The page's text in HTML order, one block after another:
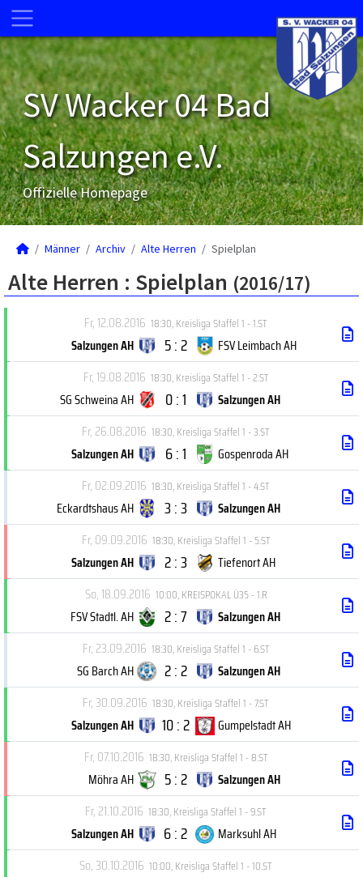
SV Wacker 04 Bad
Salzungen e.V.
Offizielle Homepage
Männer Archiv Alte Herren Spielplan
Alte Herren : Spielplan (2016/17)
Fr, 12.08.2016 18:30,Kreisliga Staffel 1 - 1.ST
Salzungen AH 5 : 2
FSV Leimbach AH
Fr, 19.08.2016 18:30,Kreisliga Staffel 1 - 2.ST
SG Schweina AH 0 : 1
Salzungen AH
Fr, 26.08.2016 18:30,Kreisliga Staffel 1 - 3.ST
Salzungen AH 6 : 1
Gospenroda AH
Fr, 02.09.2016 18:30,Kreisliga Staffel 1 - 4.ST
Eckardtshaus AH 3 : 3
Salzungen AH
Fr, 09.09.2016 18:30,Kreisliga Staffel 1 - 5.ST
Salzungen AH 2 : 3
Tiefenort AH
So, 18.09.2016 10:00,KREISPOKAL Ü35 - 1.R
FSV Stadtl. AH 2 : 7
Salzungen AH
Fr, 23.09.2016 18:30,Kreisliga Staffel 1 - 6.ST
SG Barch AH 2 : 2
Salzungen AH
Fr, 30.09.2016 18:30,Kreisliga Staffel 1 - 7.ST
Salzungen AH 10 : 2
Gumpelstadt AH
Fr, 07.10.2016 18:30,Kreisliga Staffel 1 - 8.ST
Möhra AH 5 : 2
Salzungen AH
Fr, 21.10.2016 18:30,Kreisliga Staffel 1 - 9.ST
Salzungen AH 6 : 2
Marksuhl AH
So, 30.10.2016 10:00,Kreisliga Staffel 1 - 10.ST